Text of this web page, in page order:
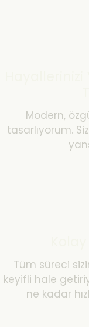
Modern,
tasarlıyorum.
Tüm süreci
keyifli hale
ne kadar